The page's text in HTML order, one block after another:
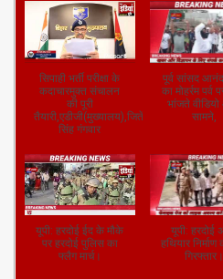
सिपाही भर्ती परीक्षा के
कदाचारमुक्त संचालन
की पूरी
तैयारी,एडीजी(मुख्यालय),जितेंद्र
सिंह गंगवार
पूर्व सांसद
का मोहर्रम पर्व
भांजते
सामने,
यूपी: हरदोई ईद के मौके
पर हरदोई पुलिस का
फ्लैग मार्च।
यूपी: हरदोई
हथियार निर्माण